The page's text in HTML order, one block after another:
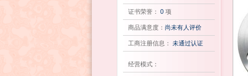
证书荣誉： 0项
商品满意度： 尚未有人评价
工商注册信息： 未通过认证
经营模式：